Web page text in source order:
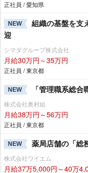
正社員 / 愛知県
NEW
組織の基盤を支
迎
シマダグループ株式会社
月給30万円～35万円
正社員 / 東京都
NEW 「管理職系総
株式会社奥村組
月給38万円～56万円
正社員 / 東京都
NEW 薬局店舗の「総
株式会社ワイエム
月給37万5,000円～40万